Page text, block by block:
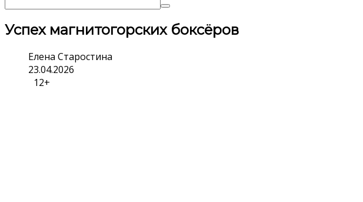
Успех магнитогорских боксёров
Елена Старостина
23.04.2026
12+